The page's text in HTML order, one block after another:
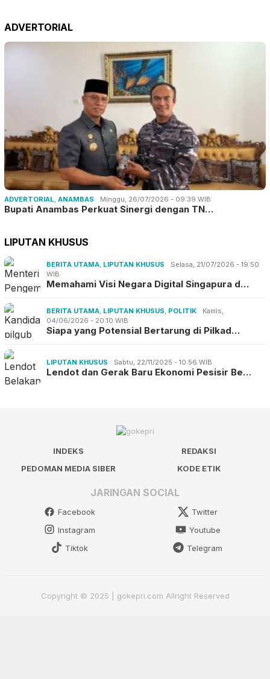
ADVERTORIAL
ADVERTORIAL, ANAMBAS Minggu, 26/07/2026 - 09:39 WIB
Bupati Anambas Perkuat Sinergi dengan TN…
LIPUTAN KHUSUS
BERITA UTAMA, LIPUTAN KHUSUS
Selasa, 21/07/2026 - 19:50
WIB
Memahami Visi Negara Digital Singapura d…
BERITA UTAMA, LIPUTAN KHUSUS, POLITIK
Kamis,
04/06/2026 - 20:10 WIB
Siapa yang Potensial Bertarung di Pilkad…
LIPUTAN KHUSUS Sabtu, 22/11/2025 - 10:56 WIB
Lendot dan Gerak Baru Ekonomi Pesisir Be…
INDEKS
REDAKSI
PEDOMAN MEDIA SIBER
KODE ETIK
JARINGAN SOCIAL
Facebook
Twitter
Instagram
Youtube
Tiktok
Telegram
Copyright © 2025 | gokepri.com Allright Reserved